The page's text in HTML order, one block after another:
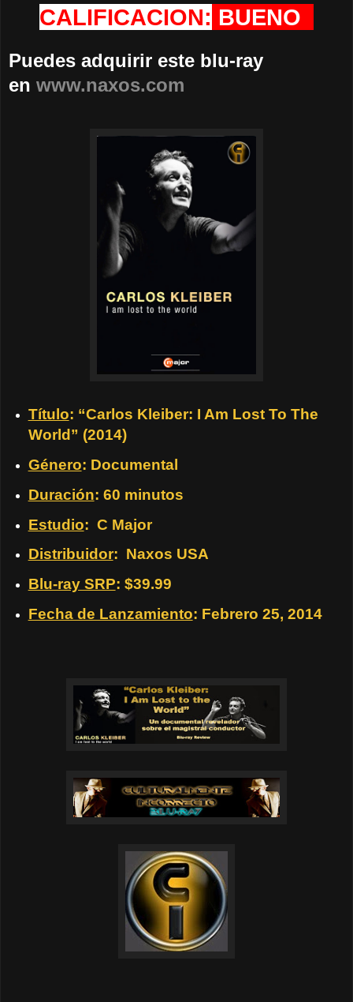
CALIFICACION: BUENO
Puedes adquirir este blu-ray
en www.naxos.com
Título: “Carlos Kleiber: I Am Lost To The
World” (2014)
Género: Documental
Duración: 60 minutos
Estudio: C Major
Distribuidor: Naxos USA
Blu-ray SRP: $39.99
Fecha de Lanzamiento: Febrero 25, 2014